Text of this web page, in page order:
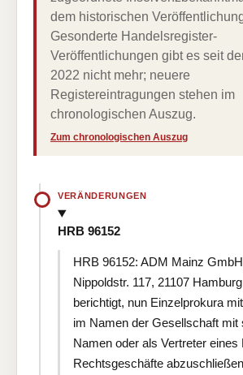
dem historischen
Gesonderte Handelsregister-
Veröffentlichungen gibt es seit
2022 nicht mehr; neuere
Registereintragungen stehen im
chronologischen Auszug.
Zum chronologischen Auszug
VERÄNDERUNGEN
HRB 96152
HRB 96152: ADM Mainz
Nippoldstr. 117, 21107
berichtigt, nun Einzelprokura
im Namen der Gesellschaft mit
Namen oder als Vertreter eines
Rechtsgeschäfte